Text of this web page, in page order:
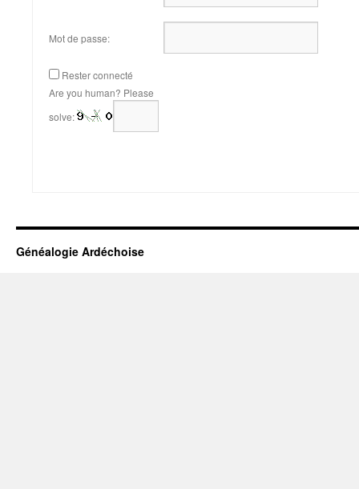
Mot de passe:
Rester connecté
Are you human? Please
solve:
Généalogie Ardéchoise